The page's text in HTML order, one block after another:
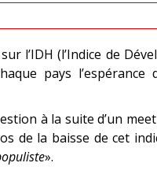
l’IDH (l’Indice de
pays
à la suite d’un
de la baisse de cet
».